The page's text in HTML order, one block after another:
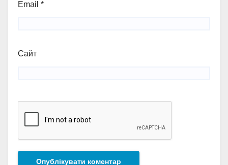
Email *
Сайт